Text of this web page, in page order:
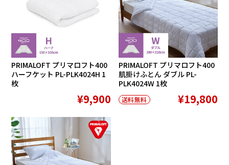
PRIMALOFT プリマロフト400
ハーフケット PL-PLK4024H 1
枚
¥9,900
PRIMALOFT プリマロフト400
肌掛けふとん ダブル PL-
PLK4024W 1枚
送料無料 ¥19,800